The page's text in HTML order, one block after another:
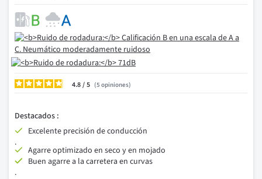
4.8/ 5 opiniones
Destacados :
Excelente precisión de conducción
.
Agarre optimizado en seco y en mojado
Buen agarre a la carretera en curvas
.